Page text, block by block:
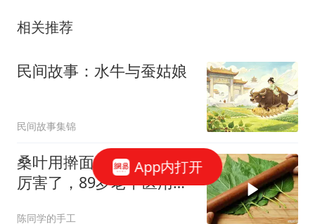
相关推荐
民间故事：水牛与蚕姑娘
民间故事集锦
桑叶用擀面杖擀一擀，太
厉害了，89岁老中医用一
陈同学的手工
App内打开